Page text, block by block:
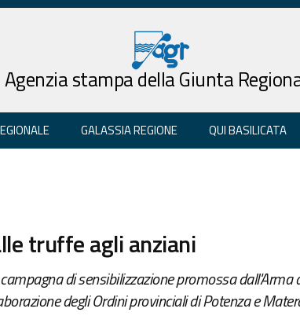
Agenzia stampa della Giunta
GALASSIA REGIONE QUI BASILICATA
truffe agli anziani
di sensibilizzazione promossa dall'Arma
degli Ordini provinciali di Potenza e